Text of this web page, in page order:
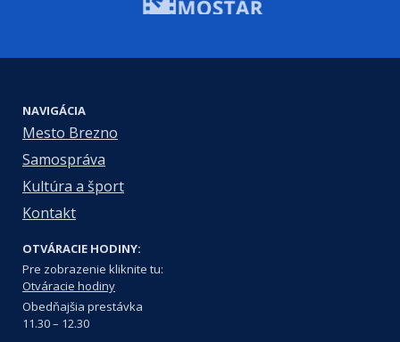
NAVIGÁCIA
Mesto Brezno
Samospráva
Kultúra a šport
Kontakt
OTVÁRACIE HODINY:
Pre zobrazenie kliknite tu:
Otváracie hodiny
Obedňajšia prestávka
11.30 – 12.30